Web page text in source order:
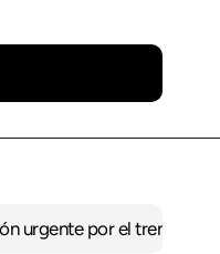
el trenEl BNG exige la